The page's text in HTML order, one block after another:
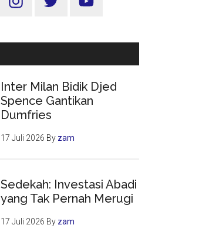
Inter Milan Bidik Djed
Spence Gantikan
Dumfries
17 Juli 2026 By zam
Sedekah: Investasi Abadi
yang Tak Pernah Merugi
17 Juli 2026 By zam